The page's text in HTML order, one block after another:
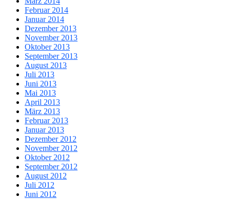
Februar 2014
Januar 2014
Dezember 2013
November 2013
Oktober 2013
September 2013
August 2013
Juli 2013
Juni 2013
Mai 2013
April 2013
März 2013
Februar 2013
Januar 2013
Dezember 2012
November 2012
Oktober 2012
September 2012
August 2012
Juli 2012
Juni 2012